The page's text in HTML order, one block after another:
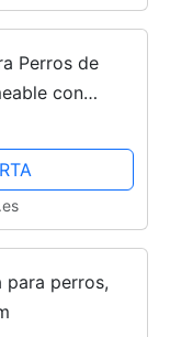
Perros de
con
para perros,